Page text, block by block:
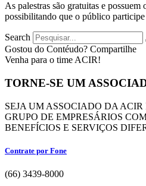
As palestras são gratuitas e
possibilitando que o público
Search
Gostou do Contéudo? Compartilhe
Venha para o time ACIR!
TORNE-SE UM
SEJA UM ASSOCIADO DA ACIR
GRUPO DE EMPRESÁRIOS
BENEFÍCIOS E SERVIÇOS
Contrate por Fone
(66) 3439-8000